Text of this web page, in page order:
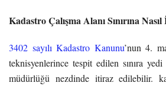
Kadastro Çalışma Alanı Sınırına
3402 sayılı Kadastro Kanunu’nun 4.
teknisyenlerince tespit edilen sınıra
müdürlüğü nezdinde itiraz edilebilir.